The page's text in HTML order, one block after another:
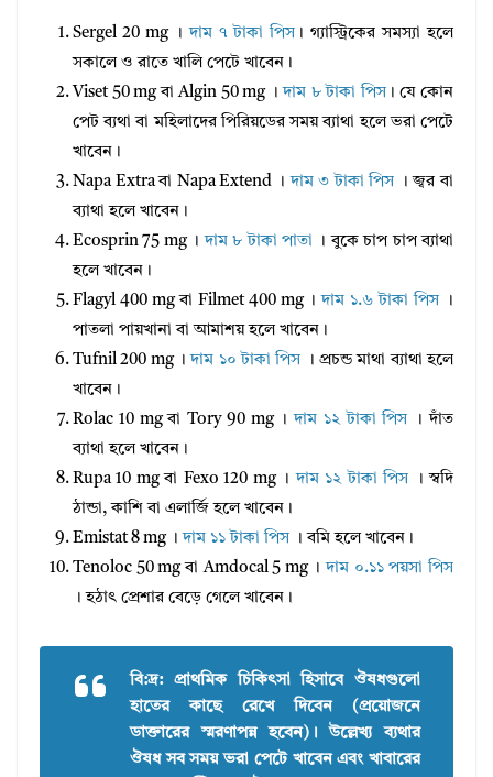
Sergel 20 mg ।দাম ৭ টাকা পিস । গ্যাস্ট্রিকের সমস্যা হলে
সকালে ও রাতে খালি পেটে খাবেন।
Viset 50 mg বা Algin 50 mg ।দাম ৮ টাকা পিস। যে কোন
পেট ব্যথা বা মহিলাদের পিরিয়ডের সময় ব্যাথা হলে ভরা পেটে
খাবেন।
Napa Extra বা Napa Extend ।দাম ৩ টাকা পিস । জ্বর বা
ব্যাথা হলে খাবেন।
Ecosprin 75 mg ।দাম ৮ টাকা পাতা । বুকে চাপ চাপ ব্যাথা
হলে খাবেন।
Flagyl 400 mg বা Filmet 400 mg ।দাম ১.৬ টাকা পিস ।
পাতলা পায়খানা বা আমাশয় হলে খাবেন।
Tufnil 200 mg ।দাম ১০ টাকা পিস । প্রচন্ড মাথা ব্যাথা হলে
খাবেন।
Rolac 10 mg বা Tory 90 mg ।দাম ১২ টাকা পিস । দাঁত
ব্যাথা হলে খাবেন।
Rupa 10 mg বা Fexo 120 mg ।দাম ১২ টাকা পিস । স্বদি
ঠান্ডা, কাশি বা এলার্জি হলে খাবেন।
Emistat 8 mg ।দাম ১১ টাকা পিস । বমি হলে খাবেন।
Tenoloc 50 mg বা Amdocal 5 mg ।দাম ০.১১ পয়সা পিস
। হঠাৎ প্রেশার বেড়ে গেলে খাবেন।
বি:দ্র: প্রাথমিক চিকিৎসা হিসাবে ঔষধগুলাে
হাতের কাছে রেখে দিবেন (প্রয়ােজনে
ডাক্তারের স্মরণাপন্ন হবেন)। উল্লেখ্য ব্যথার
ঔষধ সব সময় ভরা পেটে খাবেন এবং খাবারের